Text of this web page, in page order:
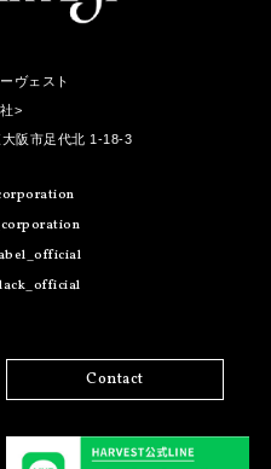
ヴェスト
>
阪市足代北 1-18-3
Contact